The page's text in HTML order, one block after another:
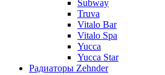
Subway
Truva
Vitalo Bar
Vitalo Spa
Yucca
Yucca Star
Радиаторы Zehnder